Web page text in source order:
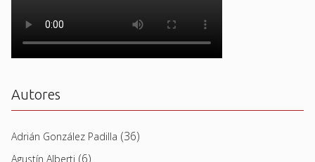
Autores
Adrián González Padilla (36)
Agustín Alberti (6)